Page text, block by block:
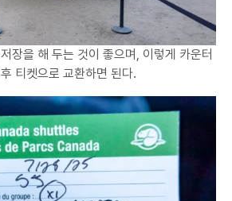
장을 해 두는 것이 좋으며, 이렇게 카운터
티켓으로 교환하면 된다.